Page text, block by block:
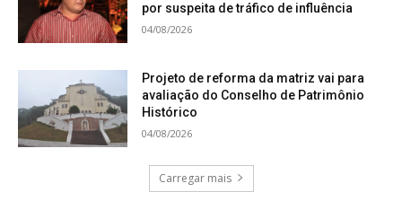
por suspeita de tráfico de influência
04/08/2026
Projeto de reforma da matriz vai para
avaliação do Conselho de Patrimônio
Histórico
04/08/2026
Carregar mais